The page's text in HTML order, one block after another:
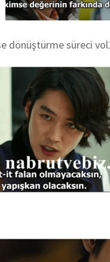
dönüştürme süreci